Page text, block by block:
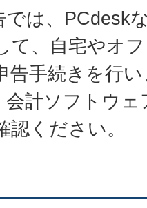
では、PCdesk
て、自宅やオ
告手続きを行
会計ソフトウ
ください。